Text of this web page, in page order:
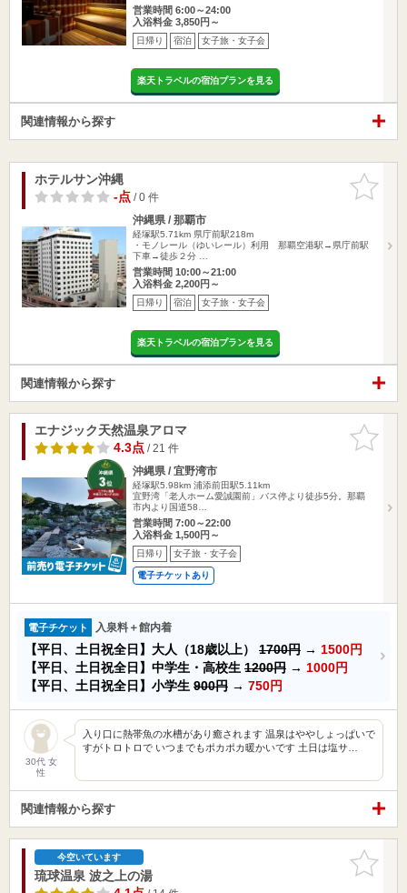
営業時間 6:00～24:00
入浴料金 3,850円～
日帰り 宿泊 女子旅・女子会
楽天トラベルの宿泊プランを見る
関連情報から探す
お気に入
りに追加
ホテルサン沖縄
-点/ 0 件
沖縄県 / 那覇市
経塚駅5.71km 県庁前駅218m
・モノレール（ゆいレール）利用 那覇空港駅→県庁前駅
下車→徒歩２分 …
営業時間 10:00～21:00
入浴料金 2,200円～
日帰り 宿泊 女子旅・女子会
楽天トラベルの宿泊プランを見る
関連情報から探す
お気に入
りに追加
エナジック天然温泉アロマ
4.3点/ 21 件
沖縄県 / 宜野湾市
経塚駅5.98km 浦添前田駅5.11km
宜野湾「老人ホーム愛誠園前」バス停より徒歩5分。那覇
市内より国道58…
営業時間 7:00～22:00
入浴料金 1,500円～
日帰り 女子旅・女子会
電子チケットあり
電子チケット 入泉料＋館内着
【平日、土日祝全日】大人（18歳以上） 1700円 → 1500円
【平日、土日祝全日】中学生・高校生 1200円 → 1000円
【平日、土日祝全日】小学生 900円 → 750円
30代 女
性
入り口に熱帯魚の水槽があり癒されます 温泉はややしょっぱいで
すがトロトロで いつまでもポカポカ暖かいです 土日は塩サ…
関連情報から探す
お気に入
りに追加
今空いています
琉球温泉 波之上の湯